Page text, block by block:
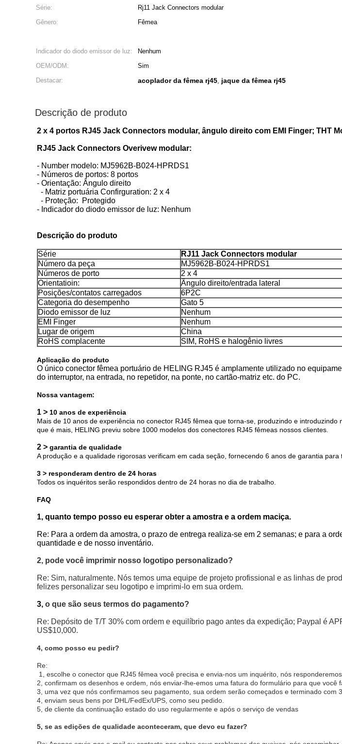
Série: Rj11 Jack Connectors modular
Gênero:
Fêmea
Indicador do diodo emissor de luz: Nenhum
OEM/ODM:
Sim
Destacar:
acoplador da fêmea rj45, jaque da fêmea rj45
Descrição de produto
2 x 4 portos RJ45 Jack Connectors modular, ângulo direito com EMI Finger; THT
RJ45 Jack Connectors Overivew modular:
- Number modelo: MJ5962B-B024-HPRDS1
- Números de portos: 8 portos
- Orientação: Ângulo direito
- Matriz portuária Confirguration: 2 x 4
- Proteção: Protegido
- Indicador do diodo emissor de luz: Nenhum
Descrição do produto
Série
RJ11 Jack Connectors modular
Número da peça
MJ5962B-B024-HPRDS1
Números de porto
2 x 4
Orientatioin:
Ângulo direito/entrada lateral
Posições/contatos carregados
6P2C
Categoria do desempenho
Gato 5
Diodo emissor de luz
Nenhum
EMI Finger
Nenhum
Lugar de origem
China
RoHS complacente
SIM, RoHS e halogênio livres
Aplicação do produto
O único conector fêmea portuário de HELING RJ45 é amplamente utilizado no
do interruptor, na entrada, no repetidor, na ponte, no cartão-matriz etc. do PC.
Nossa vantagem:
1 > 10 anos de experiência
Mais de 10 anos de experiência no conector RJ45 fêmea que torna-se, produzindo e
que é mais, HELING previu sobre 1000 modelos dos conectores RJ45 fêmeas nossos clientes.
2 > garantia de qualidade
A produção e a qualidade rigorosas verificam em cada seção, fornecendo 6 anos de garantia para
3 > responderam dentro de 24 horas
Todos os inquéritos serão respondidos dentro de 24 horas no dia de trabalho.
FAQ
1, quanto tempo posso eu esperar obter a amostra e a ordem maciça.
Re: Para a ordem da amostra, o prazo de entrega realiza-se em 2 semanas; e para a
quantidade e de nosso inventário.
2, pode você imprimir nosso logotipo personalizado?
Re: Sim, naturalmente. Nós temos uma equipe de projeto profissional e as linhas de
felizes personalizar seu logotipo e imprimi-lo em sua ordem.
3, o que são seus termos do pagamento?
Re: Depósito de T/T 30% com ordem e equilíbrio pago antes da expedição; Paypal é
US$10,000.
4, como posso eu pedir?
Re:
1, escolhe o conector que RJ45 fêmea você precisa e envia-nos um inquérito, nós
2, confirmam os desenhos e ordem, nós enviar-lhe-emos uma fatura do formulário para que você
3, uma vez que nós confirmamos seu pagamento, sua ordem serão começados e terminado com
4, enviam seus bens por DHL/FedEx/UPS, como seu pedido.
5, de cliente da continuação estado do uso regularmente e após o serviço de vendas
5, se as edições de qualidade aconteceram, que devo eu fazer?